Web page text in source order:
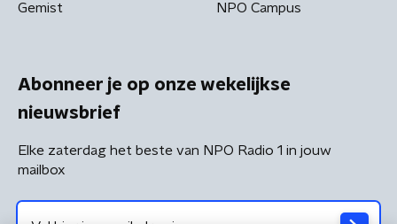
Gemist NPO Campus
Abonneer je op onze wekelijkse
nieuwsbrief
Elke zaterdag het beste van NPO Radio 1 in jouw
mailbox